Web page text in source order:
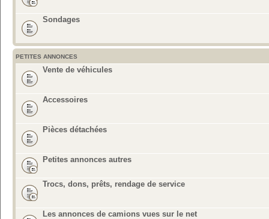
Sondages
PETITES ANNONCES
Vente de véhicules
Accessoires
Pièces détachées
Petites annonces autres
Trocs, dons, prêts, rendage de service
Les annonces de camions vues sur le net